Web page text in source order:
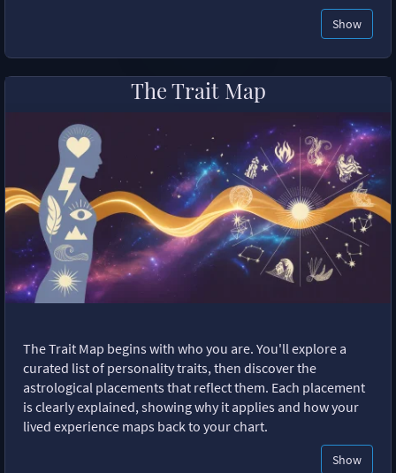
Show
The Trait Map
The Trait Map begins with who you are. You'll explore a
curated list of personality traits, then discover the
astrological placements that reflect them. Each placement
is clearly explained, showing why it applies and how your
lived experience maps back to your chart.
Show